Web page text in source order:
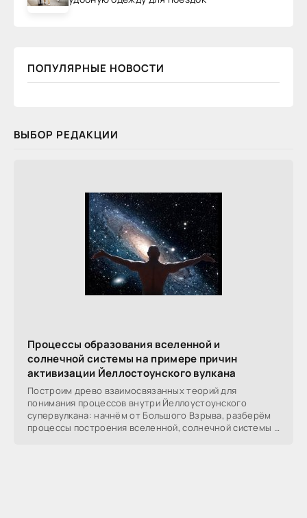
ПОПУЛЯРНЫЕ НОВОСТИ
ВЫБОР РЕДАКЦИИ
Процессы образования вселенной и
солнечной системы на примере причин
активизации Йеллостоунского вулкана
Построим древо взаимосвязанных теорий для
понимания процессов внутри Йеллоустоунского
супервулкана: начнём от Большого Взрыва, разберём
процессы построения вселенной, солнечной системы в